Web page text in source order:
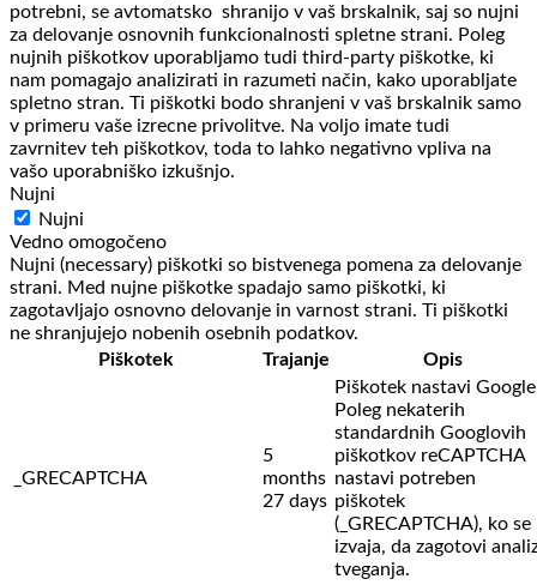
potrebni, se avtomatsko shranijo v vaš brskalnik, saj so nujni
za delovanje osnovnih funkcionalnosti spletne strani. Poleg
nujnih piškotkov uporabljamo tudi third-party piškotke, ki
nam pomagajo analizirati in razumeti način, kako uporabljate
spletno stran. Ti piškotki bodo shranjeni v vaš brskalnik samo
v primeru vaše izrecne privolitve. Na voljo imate tudi
zavrnitev teh piškotkov, toda to lahko negativno vpliva na
vašo uporabniško izkušnjo.
Nujni
Nujni
Vedno omogočeno
Nujni (necessary) piškotki so bistvenega pomena za delovanje
strani. Med nujne piškotke spadajo samo piškotki, ki
zagotavljajo osnovno delovanje in varnost strani. Ti piškotki
ne shranjujejo nobenih osebnih podatkov.
Piškotek
Trajanje Opis
_GRECAPTCHA
5
months
27 days
Piškotek nastavi
Poleg nekaterih
standardnih Googlovih
piškotkov reCAPTCHA
nastavi potreben
piškotek
(_GRECAPTCHA), ko se
izvaja, da zagotovi
tveganja.